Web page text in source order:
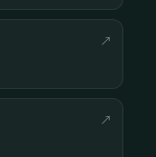
↗
↗